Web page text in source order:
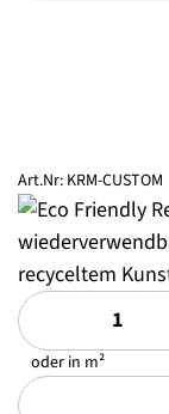
Art.Nr: KRM-CUSTOM
oder in m²